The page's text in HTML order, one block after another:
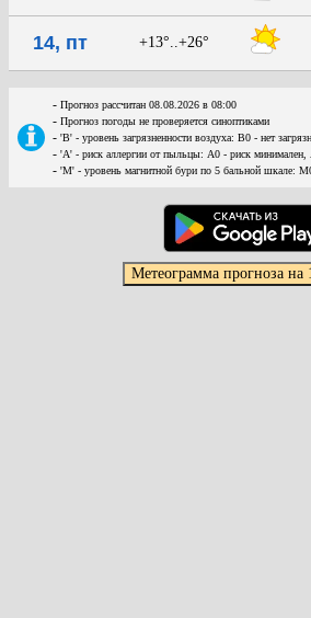
14, пт +13°..+26°
- Прогноз рассчитан 08.08.2026 в 08:00
- Прогноз погоды не проверяется синоптиками
- 'В' - уровень загрязненности воздуха: В0 - нет
- 'А' - риск аллергии от пыльцы: А0 - риск минимален,
- 'М' - уровень магнитной бури по 5 бальной шкале: